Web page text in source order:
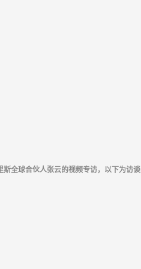
斯全球合伙人张云的视频专访，以下为访